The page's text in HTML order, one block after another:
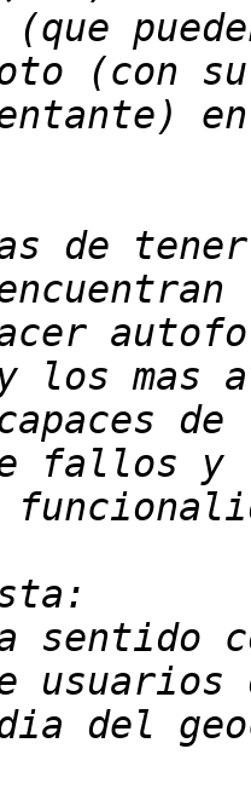
(que
de
sentido
del